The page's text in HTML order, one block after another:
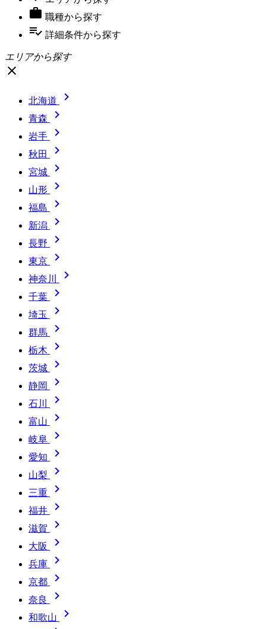
 職種から探す
playlist_add_check 詳細条件から探す
エリアから探す
close
北海道 
青森 
岩手 
秋田 
宮城 
山形 
福島 
新潟 
長野 
東京 
神奈川 
千葉 
埼玉 
群馬 
栃木 
茨城 
静岡 
石川 
富山 
岐阜 
愛知 
山梨 
三重 
福井 
滋賀 
大阪 
兵庫 
京都 
奈良 
和歌山
